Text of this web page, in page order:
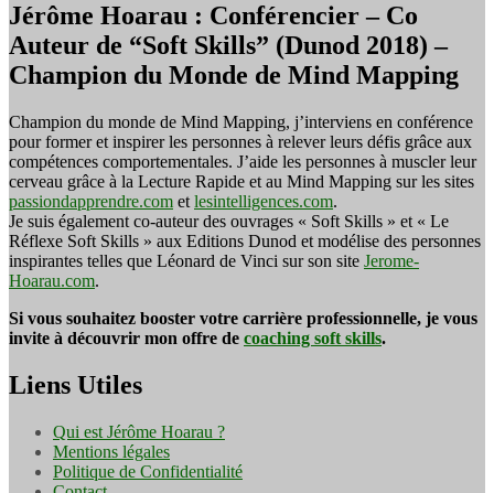
Jérôme Hoarau : Conférencier – Co
Auteur de “Soft Skills” (Dunod 2018) –
Champion du Monde de Mind Mapping
Champion du monde de Mind Mapping, j’interviens en conférence
pour former et inspirer les personnes à relever leurs défis grâce aux
compétences comportementales. J’aide les personnes à muscler leur
cerveau grâce à la Lecture Rapide et au Mind Mapping sur les sites
passiondapprendre.com et lesintelligences.com.
Je suis également co-auteur des ouvrages « Soft Skills » et « Le
Réflexe Soft Skills » aux Editions Dunod et modélise des personnes
inspirantes telles que Léonard de Vinci sur son site Jerome-
Hoarau.com.
Si vous souhaitez booster votre carrière professionnelle, je vous
invite à découvrir mon offre de coaching soft skills.
Liens Utiles
Qui est Jérôme Hoarau ?
Mentions légales
Politique de Confidentialité